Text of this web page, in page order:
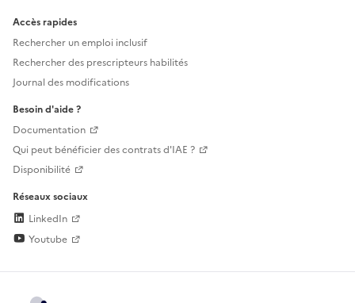
Accès rapides
Rechercher un emploi inclusif
Rechercher des prescripteurs habilités
Journal des modifications
Besoin d'aide ?
Documentation
Qui peut bénéficier des contrats d'IAE ?
Disponibilité
Réseaux sociaux
LinkedIn
Youtube